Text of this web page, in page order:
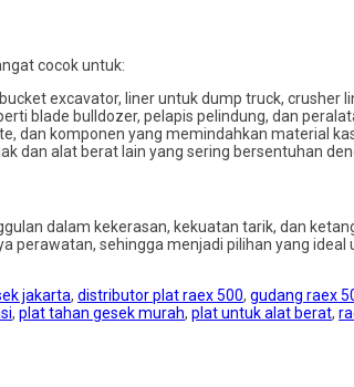
cocok untuk:
excavator, liner untuk dump truck,
blade bulldozer, pelapis pelindung, dan
dan komponen yang memindahkan material
dan alat berat lain yang sering bersentuhan
dalam kekerasan, kekuatan tarik, dan
perawatan, sehingga menjadi pilihan yang
jakarta, distributor plat raex 500, gudang raex
, plat tahan gesek murah, plat untuk alat berat,